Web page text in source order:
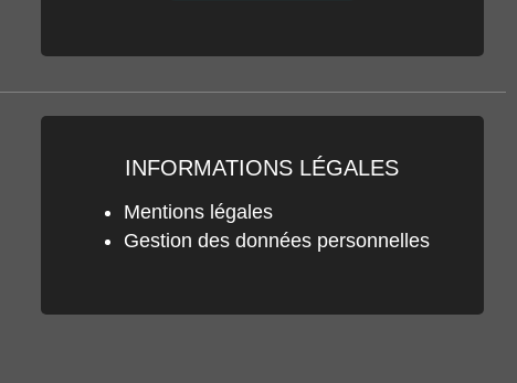
INFORMATIONS LÉGALES
Mentions légales
Gestion des données personnelles